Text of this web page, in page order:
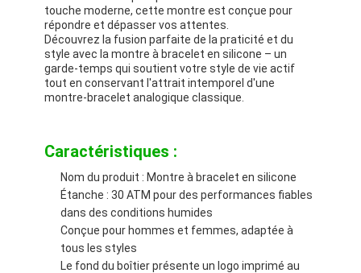
Montres à sangles en silicone
Montres à quartz
Montres à quartz pour hommes
Montres de sport numériques
Une montre de couple élégante
Montres de poignet pour enfants
Pièces de rechange de montres
touche moderne, cette montre est conçue pour
répondre et dépasser vos attentes.
Découvrez la fusion parfaite de la praticité et du
style avec la montre à bracelet en silicone – un
garde-temps qui soutient votre style de vie actif
tout en conservant l'attrait intemporel d'une
montre-bracelet analogique classique.
Caractéristiques :
Nom du produit : Montre à bracelet en silicone
Étanche : 30 ATM pour des performances fiables
dans des conditions humides
Conçue pour hommes et femmes, adaptée à
tous les styles
Le fond du boîtier présente un logo imprimé au